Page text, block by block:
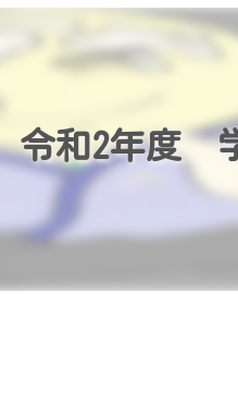
和2年度